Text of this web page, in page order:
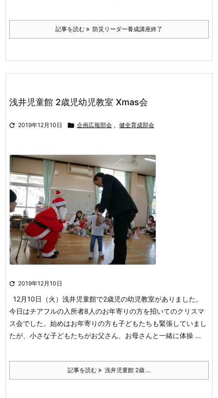
記事を読む 防災リーダー養成講座終了
浅井児童館 2歳児幼児教室 Xmas会
 2019年12月10日  企画広報部会 , 健全育成部会
 2019年12月10日
12月10日（火）浅井児童館で2歳児の幼児教室がありました。
今日はチアフルの入所者8人のお年寄りの方を招いてのクリスマ
ス会でした。始めはお年寄りの方も子どもたちも緊張していまし
たが、小さな子どもたちがお父さん、お母さんと一緒に体操 ...
記事を読む 浅井児童館 2歳 ...